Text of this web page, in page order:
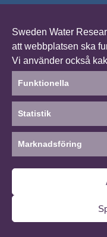
Sweden Water
att webbplatsen ska
Vi använder också
Funktionella
Statistik
Marknadsföring
©2026 Outputs and